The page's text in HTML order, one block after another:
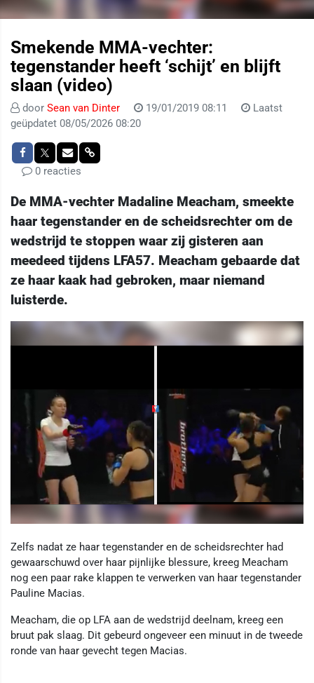
Smekende MMA-vechter:
tegenstander heeft ‘schijt’ en blijft
slaan (video)
door Sean van Dinter 19/01/2019 08:11
Laatst
geüpdatet 08/05/2026 08:20
0 reacties
De MMA-vechter Madaline Meacham, smeekte
haar tegenstander en de scheidsrechter om de
wedstrijd te stoppen waar zij gisteren aan
meedeed tijdens LFA57. Meacham gebaarde dat
ze haar kaak had gebroken, maar niemand
luisterde.
Zelfs nadat ze haar tegenstander en de scheidsrechter had
gewaarschuwd over haar pijnlijke blessure, kreeg Meacham
nog een paar rake klappen te verwerken van haar tegenstander
Pauline Macias.
Meacham, die op LFA aan de wedstrijd deelnam, kreeg een
bruut pak slaag. Dit gebeurd ongeveer een minuut in de tweede
ronde van haar gevecht tegen Macias.